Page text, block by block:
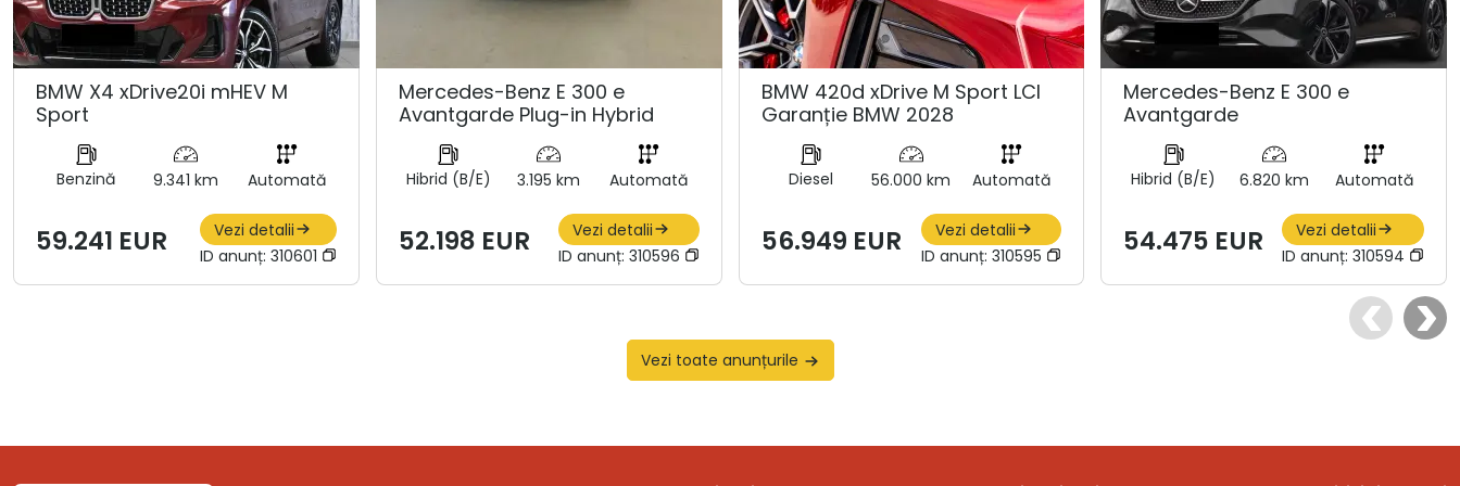
BMW X4 xDrive20i mHEV M
Sport
Benzină 9.341 km Automată
59.241 EUR
Vezi detalii
ID anunț: 310601
Mercedes-Benz E 300 e
Avantgarde Plug-in Hybrid
Hibrid (B/E) 3.195 km Automată
52.198 EUR
Vezi detalii
ID anunț: 310596
BMW 420d xDrive M Sport LCI
Garanție BMW 2028
Diesel 56.000 km Automată
56.949 EUR
Vezi detalii
ID anunț:310595
Mercedes-Benz E 300 e
Avantgarde
Hibrid (B/E) 6.820 km Automată
54.475 EUR
Vezi detalii
ID anunț: 310594
Vezi toate anunțurile